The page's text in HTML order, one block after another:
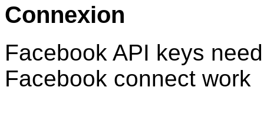
Connexion
Facebook API keys
Facebook connect work